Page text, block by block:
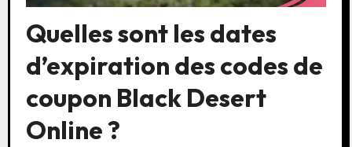
Quelles sont les dates
d’expiration des codes de
coupon Black Desert
Online ?